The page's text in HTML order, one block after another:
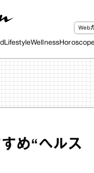
LifestyleWellness
Web
め“ヘルス